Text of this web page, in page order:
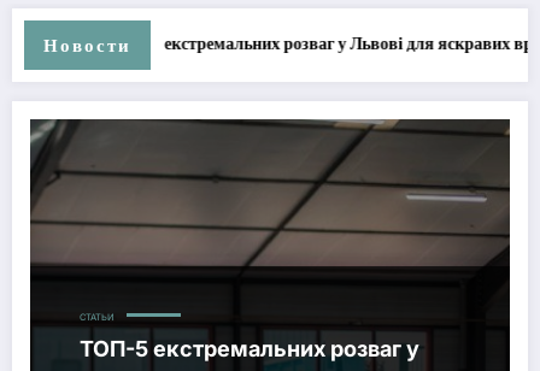
Новости
у Львові для яскравих вражень Гайд типами волосся: як
ТОП-5 екстремальних розваг у Львові для яскравих вражень
СТАТЬИ
ТОП-5 екстремальних розваг у